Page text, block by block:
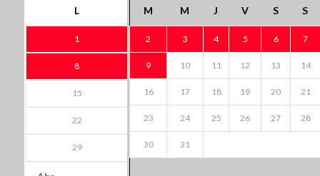
M M J V S S
2 3 4 5 6 7
9 10 11 12 13 14
16 17 18 19 20 21
23 24 25 26 27 28
30 31
L
1
8
15
22
29